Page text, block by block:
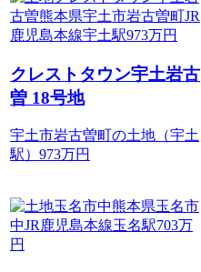
クレストタウン宇土岩古
曽 18号地
宇土市岩古曽町の土地（宇土
駅）973万円